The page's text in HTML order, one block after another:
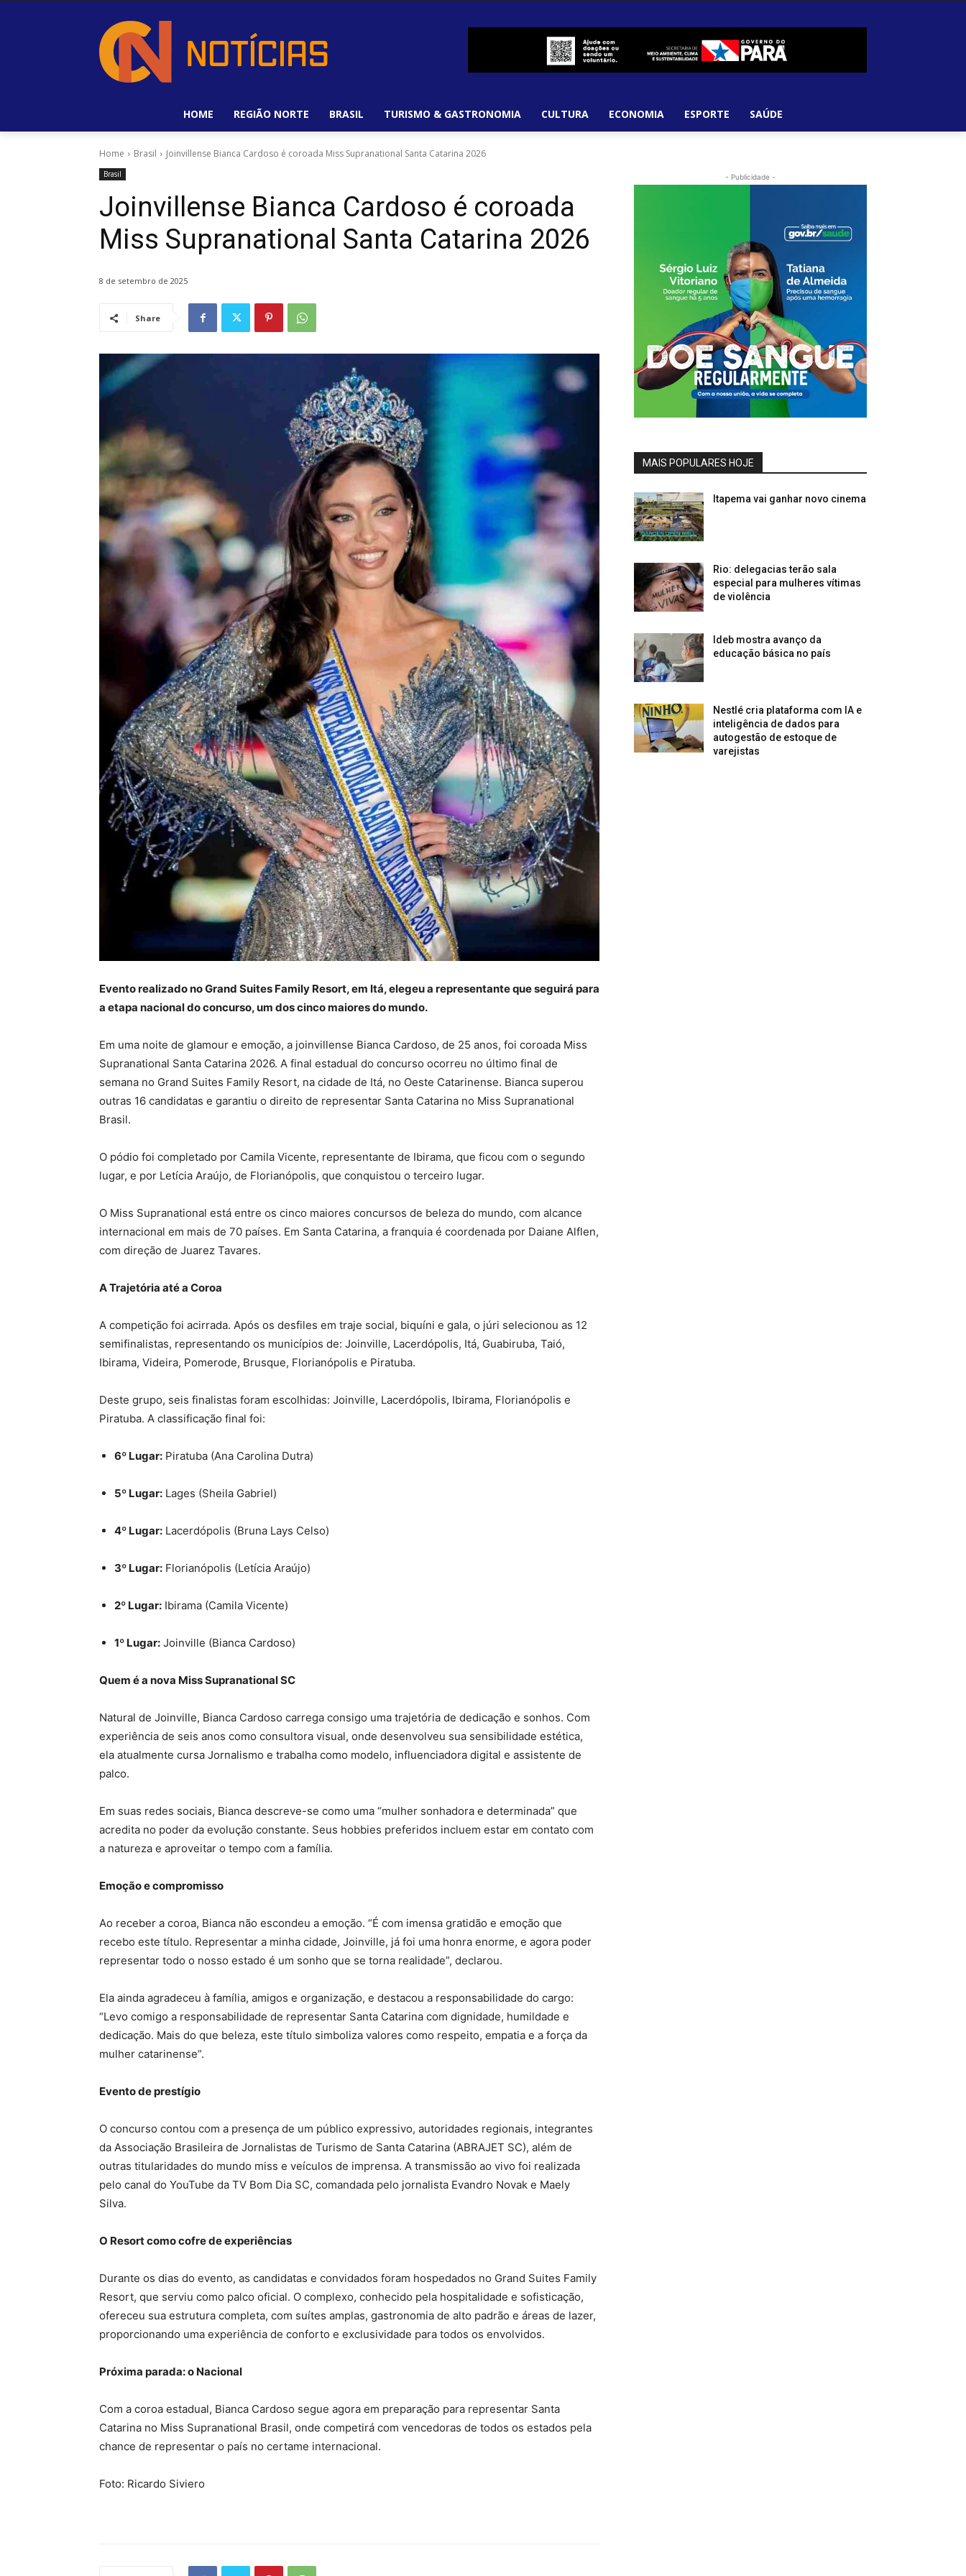
HOME REGIÃO NORTE BRASIL TURISMO & GASTRONOMIA CULTURA ECONOMIA ESPORTE SAÚDE
Home Brasil Joinvillense Bianca Cardoso é coroada Miss Supranational Santa Catarina 2026
Brasil
Joinvillense Bianca Cardoso é coroada
Miss Supranational Santa Catarina 2026
8 de setembro de 2025
Share
Evento realizado no Grand Suites Family Resort, em Itá, elegeu a representante que seguirá para
a etapa nacional do concurso, um dos cinco maiores do mundo.
Em uma noite de glamour e emoção, a joinvillense Bianca Cardoso, de 25 anos, foi coroada Miss
Supranational Santa Catarina 2026. A final estadual do concurso ocorreu no último final de
semana no Grand Suites Family Resort, na cidade de Itá, no Oeste Catarinense. Bianca superou
outras 16 candidatas e garantiu o direito de representar Santa Catarina no Miss Supranational
Brasil.
O pódio foi completado por Camila Vicente, representante de Ibirama, que ficou com o segundo
lugar, e por Letícia Araújo, de Florianópolis, que conquistou o terceiro lugar.
O Miss Supranational está entre os cinco maiores concursos de beleza do mundo, com alcance
internacional em mais de 70 países. Em Santa Catarina, a franquia é coordenada por Daiane Alflen,
com direção de Juarez Tavares.
A Trajetória até a Coroa
A competição foi acirrada. Após os desfiles em traje social, biquíni e gala, o júri selecionou as 12
semifinalistas, representando os municípios de: Joinville, Lacerdópolis, Itá, Guabiruba, Taió,
Ibirama, Videira, Pomerode, Brusque, Florianópolis e Piratuba.
Deste grupo, seis finalistas foram escolhidas: Joinville, Lacerdópolis, Ibirama, Florianópolis e
Piratuba. A classificação final foi:
6º Lugar: Piratuba (Ana Carolina Dutra)
5º Lugar: Lages (Sheila Gabriel)
4º Lugar: Lacerdópolis (Bruna Lays Celso)
3º Lugar: Florianópolis (Letícia Araújo)
2º Lugar: Ibirama (Camila Vicente)
1º Lugar: Joinville (Bianca Cardoso)
Quem é a nova Miss Supranational SC
Natural de Joinville, Bianca Cardoso carrega consigo uma trajetória de dedicação e sonhos. Com
experiência de seis anos como consultora visual, onde desenvolveu sua sensibilidade estética,
ela atualmente cursa Jornalismo e trabalha como modelo, influenciadora digital e assistente de
palco.
Em suas redes sociais, Bianca descreve-se como uma “mulher sonhadora e determinada” que
acredita no poder da evolução constante. Seus hobbies preferidos incluem estar em contato com
a natureza e aproveitar o tempo com a família.
Emoção e compromisso
Ao receber a coroa, Bianca não escondeu a emoção. “É com imensa gratidão e emoção que
recebo este título. Representar a minha cidade, Joinville, já foi uma honra enorme, e agora poder
representar todo o nosso estado é um sonho que se torna realidade”, declarou.
Ela ainda agradeceu à família, amigos e organização, e destacou a responsabilidade do cargo:
“Levo comigo a responsabilidade de representar Santa Catarina com dignidade, humildade e
dedicação. Mais do que beleza, este título simboliza valores como respeito, empatia e a força da
mulher catarinense”.
Evento de prestígio
O concurso contou com a presença de um público expressivo, autoridades regionais, integrantes
da Associação Brasileira de Jornalistas de Turismo de Santa Catarina (ABRAJET SC), além de
outras titularidades do mundo miss e veículos de imprensa. A transmissão ao vivo foi realizada
pelo canal do YouTube da TV Bom Dia SC, comandada pelo jornalista Evandro Novak e Maely
Silva.
O Resort como cofre de experiências
Durante os dias do evento, as candidatas e convidados foram hospedados no Grand Suites Family
Resort, que serviu como palco oficial. O complexo, conhecido pela hospitalidade e sofisticação,
ofereceu sua estrutura completa, com suítes amplas, gastronomia de alto padrão e áreas de lazer,
proporcionando uma experiência de conforto e exclusividade para todos os envolvidos.
Próxima parada: o Nacional
Com a coroa estadual, Bianca Cardoso segue agora em preparação para representar Santa
Catarina no Miss Supranational Brasil, onde competirá com vencedoras de todos os estados pela
chance de representar o país no certame internacional.
Foto: Ricardo Siviero
- Publicidade -
MAIS POPULARES HOJE
Itapema vai ganhar novo cinema
Rio: delegacias terão sala
especial para mulheres vítimas
de violência
Ideb mostra avanço da
educação básica no país
Nestlé cria plataforma com IA e
inteligência de dados para
autogestão de estoque de
varejistas